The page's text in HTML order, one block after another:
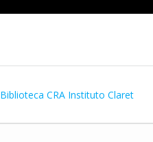
Entrada
Biblioteca CRA Instituto Claret